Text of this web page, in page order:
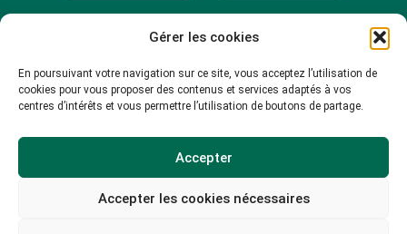
Gérer les cookies
En poursuivant votre navigation sur ce site, vous acceptez l’utilisation de
cookies pour vous proposer des contenus et services adaptés à vos
centres d’intérêts et vous permettre l’utilisation de boutons de partage.
Accepter
Accepter les cookies nécessaires